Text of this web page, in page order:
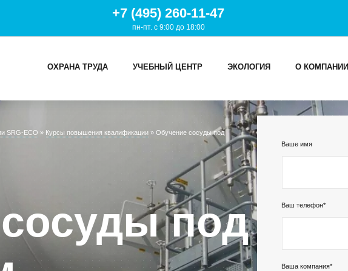
+7 (495) 260-11-47
пн-пт. с 9:00 до 18:00
ОХРАНА ТРУДА УЧЕБНЫЙ ЦЕНТР ЭКОЛОГИЯ О КОМПАНИИ
SRG-ECO » Курсы повышения квалификации » Обучение сосуды под
под
Ваше имя
Ваш телефон*
Ваша компания*